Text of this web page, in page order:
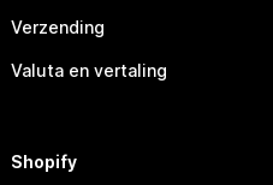
Verzending
Valuta en vertaling
Shopify